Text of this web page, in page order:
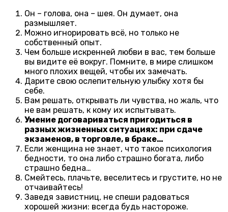
Он – голова, она – шея. Он думает, она
размышляет.
Можно игнорировать всё, но только не
собственный опыт.
Чем больше искренней любви в вас, тем больше
вы видите её вокруг. Помните, в мире слишком
много плохих вещей, чтобы их замечать.
Дарите свою ослепительную улыбку хотя бы
себе.
Вам решать, открывать ли чувства, но жаль, что
не вам решать, к кому их испытывать.
Умение договариваться пригодиться в
разных жизненных ситуациях: при сдаче
экзаменов, в торговле, в браке…
Если женщина не знает, что такое психология
бедности, то она либо страшно богата, либо
страшно бедна…
Смейтесь, плачьте, веселитесь и грустите, но не
отчаивайтесь!
Заведя завистниц, не спеши радоваться
хорошей жизни: всегда будь настороже.